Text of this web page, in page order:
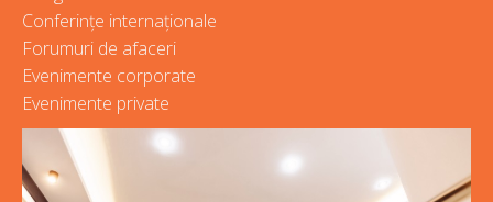
Conferințe internaționale
Forumuri de afaceri
Evenimente corporate
Evenimente private